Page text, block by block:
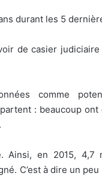
durant les 5
de casier judiciaire
comme
: beaucoup ont
en 2015, 4,7
C’est à dire un